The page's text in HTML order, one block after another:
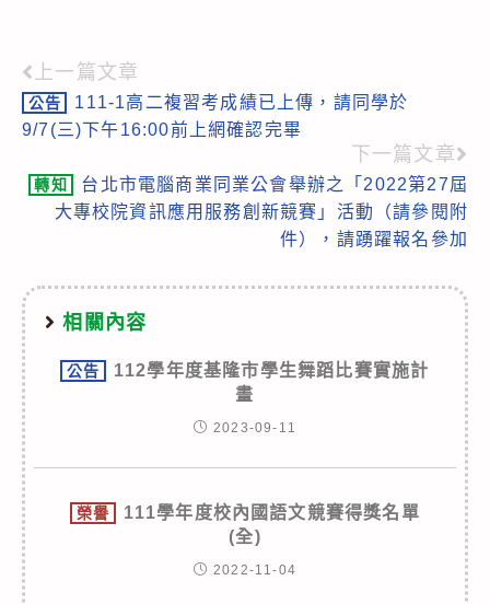
Read
more
上一篇文章
公告
111-1高二複習考成績已上傳，請同學於
9/7(三)下午16:00前上網確認完畢
下一篇文章
轉知
台北市電腦商業同業公會舉辦之「2022第27屆
大專校院資訊應用服務創新競賽」活動（請參閱附
件），請踴躍報名參加
相關內容
公告
112學年度基隆市學生舞蹈比賽實施計
畫
2023-09-11
榮譽
111學年度校內國語文競賽得獎名單
(全)
2022-11-04